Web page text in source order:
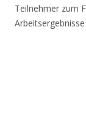
Teilnehmer zum